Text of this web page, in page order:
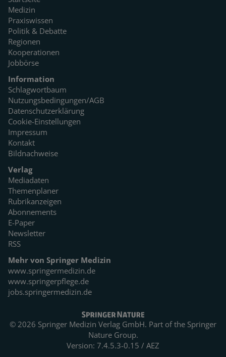
Medizin
Praxiswissen
Politik & Debatte
Regionen
Kooperationen
Jobbörse
Information
Schlagwortbaum
Nutzungsbedingungen/AGB
Datenschutzerklärung
Cookie-Einstellungen
Impressum
Kontakt
Bildnachweise
Verlag
Mediadaten
Themenplaner
Rubrikanzeigen
Abonnements
E-Paper
Newsletter
RSS
Mehr von Springer Medizin
www.springermedizin.de
www.springerpflege.de
jobs.springermedizin.de
© 2026 Springer Medizin Verlag GmbH. Part of the Springer
Nature Group.
Version: 7.4.5.3-0.15 / AEZ